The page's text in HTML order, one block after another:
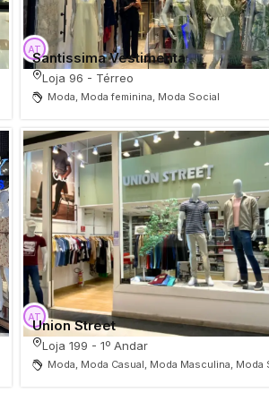
Santissima Vestimenta
Loja 96 - Térreo
Moda, Moda feminina, Moda Social
Union Street
Loja 199 - 1º Andar
Moda, Moda Casual, Moda Masculina, Moda